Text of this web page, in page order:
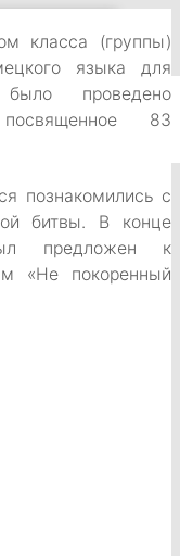
класса (группы)
языка для
проведено
83
познакомились с
битвы. В конце
предложен к
«Не покоренный